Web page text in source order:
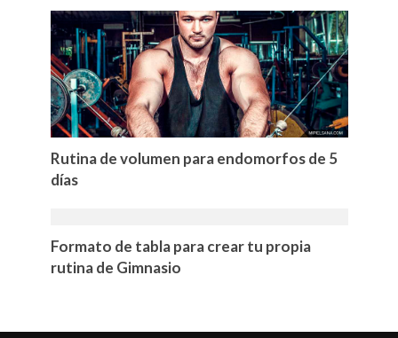
Rutina de volumen para endomorfos de 5
días
Formato de tabla para crear tu propia
rutina de Gimnasio